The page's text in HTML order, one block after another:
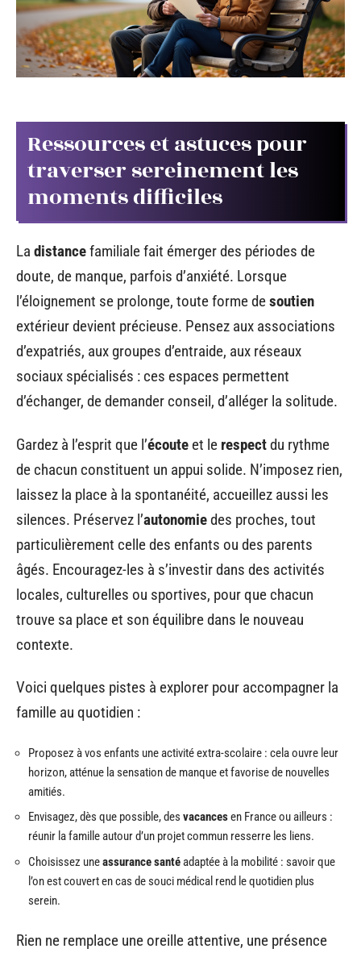
Ressources et astuces pour
traverser sereinement les
moments difficiles
La distancefamiliale fait émerger des périodes de
doute, de manque, parfois d’anxiété. Lorsque
l’éloignement se prolonge, toute forme desoutien
extérieur devient précieuse. Pensez aux associations
d’expatriés, aux groupes d’entraide, aux réseaux
sociaux spécialisés : ces espaces permettent
d’échanger, de demander conseil, d’alléger la solitude.
Gardez à l’esprit que l’écoute et le respectdu rythme
de chacun constituent un appui solide. N’imposez rien,
laissez la place à la spontanéité, accueillez aussi les
silences. Préservez l’autonomiedes proches, tout
particulièrement celle des enfants ou des parents
âgés. Encouragez-les à s’investir dans des activités
locales, culturelles ou sportives, pour que chacun
trouve sa place et son équilibre dans le nouveau
contexte.
Voici quelques pistes à explorer pour accompagner la
famille au quotidien :
Proposez à vos enfants une activité extra-scolaire : cela ouvre leur
horizon, atténue la sensation de manque et favorise de nouvelles
amitiés.
Envisagez, dès que possible, des vacancesen France ou ailleurs :
réunir la famille autour d’un projet commun resserre les liens.
Choisissez uneassurance santéadaptée à la mobilité : savoir que
l’on est couvert en cas de souci médical rend le quotidien plus
serein.
Rien ne remplace une oreille attentive, une présence